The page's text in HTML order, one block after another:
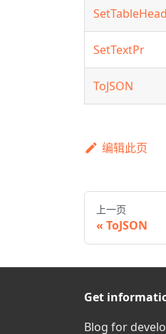
SetTextPr
ToJSON
编辑此页
上一页
ToJSON
Get
Blog for